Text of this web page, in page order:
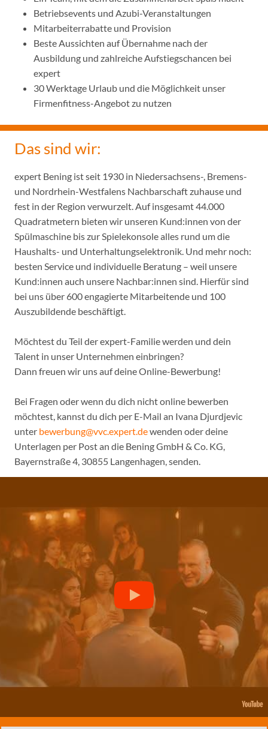
Betriebsevents und Azubi-Veranstaltungen
Mitarbeiterrabatte und Provision
Beste Aussichten auf Übernahme nach der
Ausbildung und zahlreiche Aufstiegschancen bei
expert
30 Werktage Urlaub und die Möglichkeit unser
Firmenfitness-Angebot zu nutzen
Das sind wir:
expert Bening ist seit 1930 in Niedersachsens-, Bremens-
und Nordrhein-Westfalens Nachbarschaft zuhause und
fest in der Region verwurzelt. Auf insgesamt 44.000
Quadratmetern bieten wir unseren Kund:innen von der
Spülmaschine bis zur Spielekonsole alles rund um die
Haushalts- und Unterhaltungselektronik. Und mehr noch:
besten Service und individuelle Beratung – weil unsere
Kund:innen auch unsere Nachbar:innen sind. Hierfür sind
bei uns über 600 engagierte Mitarbeitende und 100
Auszubildende beschäftigt.
Möchtest du Teil der expert-Familie werden und dein
Talent in unser Unternehmen einbringen?
Dann freuen wir uns auf deine Online-Bewerbung!
Bei Fragen oder wenn du dich nicht online bewerben
möchtest, kannst du dich per E-Mail an Ivana Djurdjevic
unter bewerbung@vvc.expert.dewenden oder deine
Unterlagen per Post an die Bening GmbH & Co. KG,
Bayernstraße 4, 30855 Langenhagen, senden.